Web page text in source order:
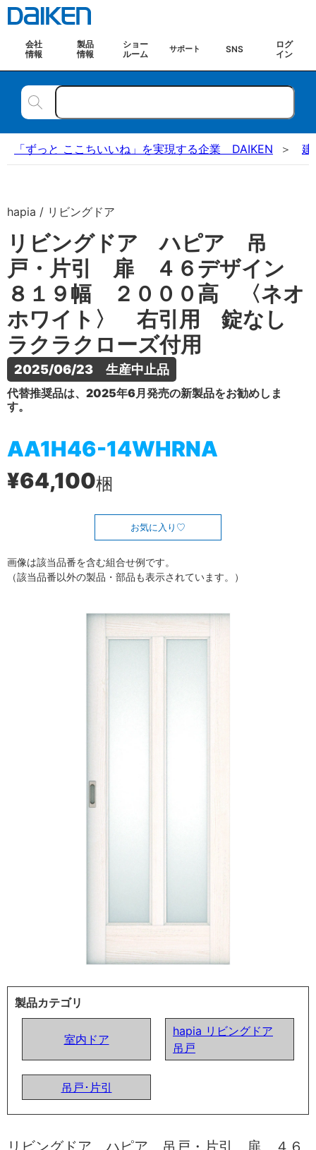
会社
情報
製品
情報
ショー
ルーム
サポート SNS
ログ
イン
「ずっと ここちいいね」を実現する企業 DAIKEN 建
hapia / リビングドア
リビングドア ハピア 吊
戸・片引 扉 ４６デザイン
８１９幅 ２０００高 〈ネオ
ホワイト〉 右引用 錠なし
ラクラクローズ付用
2025/06/23　生産中止品
代替推奨品は、2025年6月発売の新製品をお勧めしま
す。
AA1H46-14WHRNA
¥64,100梱
お気に入り
画像は該当品番を含む組合せ例です。
（該当品番以外の製品・部品も表示されています。）
製品カテゴリ
室内ドア
hapia リビングドア
吊戸
吊戸･片引
リビングドア ハピア 吊戸・片引 扉 ４６